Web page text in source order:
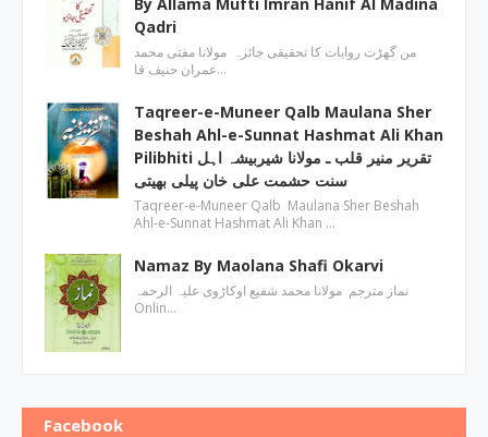
Qadri
من گھڑت روایات کا تحقیقی جائزہ مولانا مفتی محمد
عمران حنیف قا…
Taqreer-e-Muneer Qalb Maulana Sher
Beshah Ahl-e-Sunnat Hashmat Ali Khan
Pilibhiti تقریر منیر قلب ـ مولانا شیربیشہ اہل
سنت حشمت علی خان پیلی بھیتی
Taqreer-e-Muneer Qalb Maulana Sher Beshah
Ahl-e-Sunnat Hashmat Ali Khan …
Namaz By Maolana Shafi Okarvi
نماز مترجم مولانا محمد شفیع اوکاڑوی علیہ الرحمہ
Onlin…
Facebook